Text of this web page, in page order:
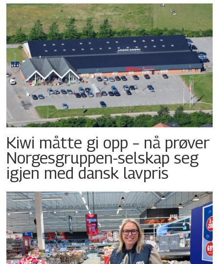
Kiwi måtte gi opp – nå prøver
Norgesgruppen-selskap seg
igjen med dansk lavpris